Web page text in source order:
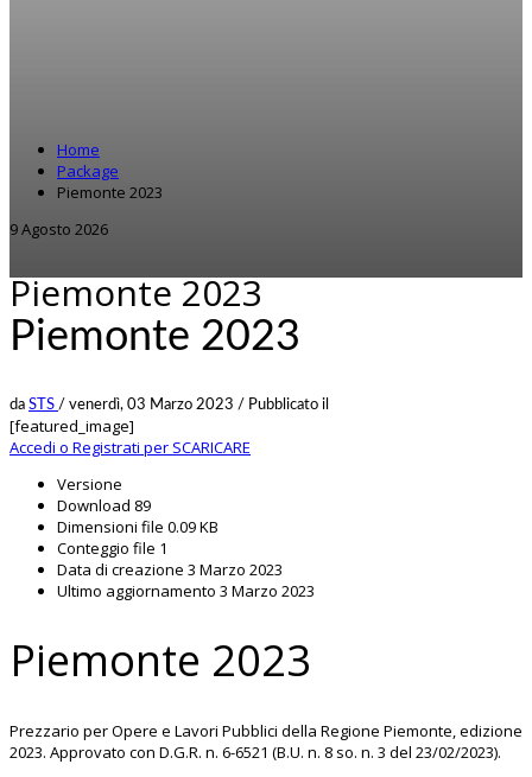
Home
Package
Piemonte 2023
9 Agosto 2026
Piemonte 2023
Piemonte 2023
da STS / venerdì, 03 Marzo 2023 / Pubblicato il
[featured_image]
Accedi o Registrati per SCARICARE
Versione
Download 89
Dimensioni file 0.09 KB
Conteggio file 1
Data di creazione 3 Marzo 2023
Ultimo aggiornamento 3 Marzo 2023
Piemonte 2023
Prezzario per Opere e Lavori Pubblici della Regione Piemonte, edizione
2023. Approvato con D.G.R. n. 6-6521 (B.U. n. 8 so. n. 3 del 23/02/2023).